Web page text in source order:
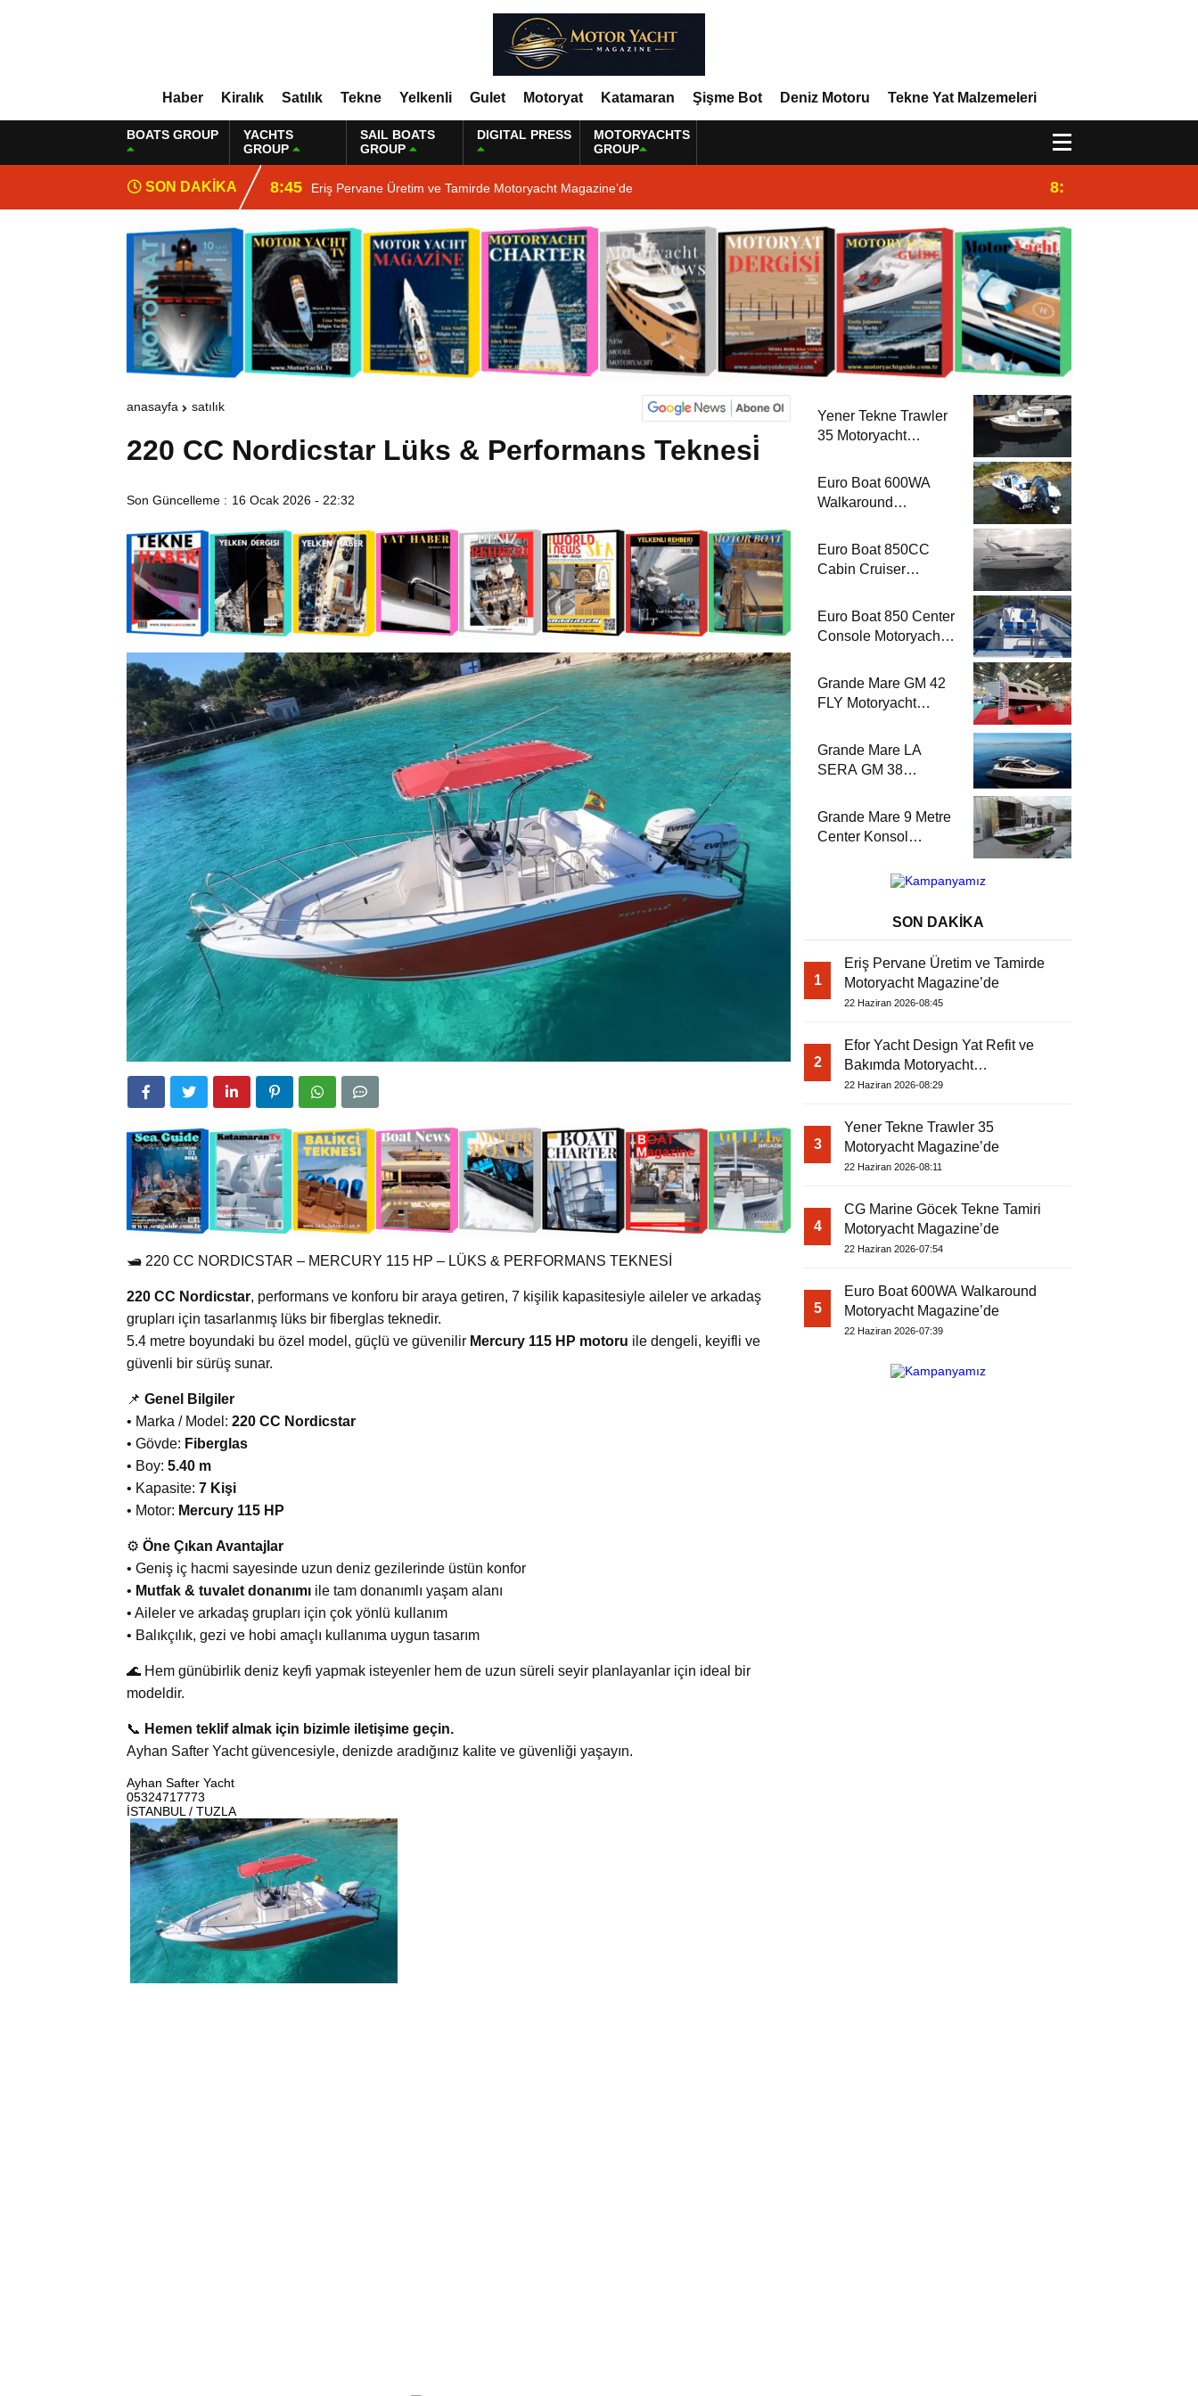
Haber Kiralık Satılık Tekne Yelkenli Gulet Motoryat Katamaran Şişme Bot Deniz Motoru Tekne Yat Malzemeleri
BOATS GROUP
YACHTS
GROUP
SAIL BOATS
GROUP
DIGITAL PRESS
MOTORYACHTS
GROUP
SON DAKİKA 8:45 Eriş Pervane Üretim ve Tamirde Motoryacht Magazine’de 8:29
anasayfa satılık
220 CC Nordicstar Lüks & Performans Teknesi̇
Son Güncelleme : 16 Ocak 2026 - 22:32
🛥️ 220 CC NORDICSTAR – MERCURY 115 HP – LÜKS & PERFORMANS TEKNESİ
220 CC Nordicstar, performans ve konforu bir araya getiren, 7 kişilik kapasitesiyle aileler ve arkadaş
grupları için tasarlanmış lüks bir fiberglas teknedir.
5.4 metre boyundaki bu özel model, güçlü ve güvenilir Mercury 115 HP motoru ile dengeli, keyifli ve
güvenli bir sürüş sunar.
📌 Genel Bilgiler
• Marka / Model: 220 CC Nordicstar
• Gövde: Fiberglas
• Boy: 5.40 m
• Kapasite: 7 Kişi
• Motor: Mercury 115 HP
⚙️ Öne Çıkan Avantajlar
• Geniş iç hacmi sayesinde uzun deniz gezilerinde üstün konfor
• Mutfak & tuvalet donanımı ile tam donanımlı yaşam alanı
• Aileler ve arkadaş grupları için çok yönlü kullanım
• Balıkçılık, gezi ve hobi amaçlı kullanıma uygun tasarım
🌊 Hem günübirlik deniz keyfi yapmak isteyenler hem de uzun süreli seyir planlayanlar için ideal bir
modeldir.
📞 Hemen teklif almak için bizimle iletişime geçin.
Ayhan Safter Yacht güvencesiyle, denizde aradığınız kalite ve güvenliği yaşayın.
Ayhan Safter Yacht
05324717773
İSTANBUL / TUZLA
Yener Tekne Trawler
35 Motoryacht
Euro Boat 600WA
Walkaround
Magazine’de
Euro Boat 850CC
Cabin Cruiser
Magazine’de
Euro Boat 850 Center
Console Motoryacht
Grande Mare GM 42
FLY Motoryacht
Grande Mare LA
SERA GM 38
Magazine’de
Grande Mare 9 Metre
Center Konsol
Magazine’de
SON DAKİKA
1
Eriş Pervane Üretim ve Tamirde
Motoryacht Magazine’de
22 Haziran 2026-08:45
2
Efor Yacht Design Yat Refit ve
Bakımda Motoryacht
Magazine’de
22 Haziran 2026-08:29
3
Yener Tekne Trawler 35
Motoryacht Magazine’de
22 Haziran 2026-08:11
4
CG Marine Göcek Tekne Tamiri
Motoryacht Magazine’de
22 Haziran 2026-07:54
5
Euro Boat 600WA Walkaround
Motoryacht Magazine’de
22 Haziran 2026-07:39